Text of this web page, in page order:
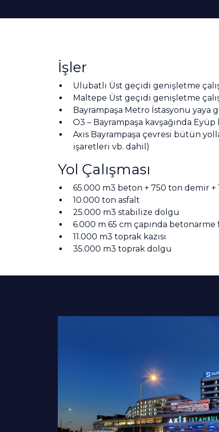
İşler
Ulubatlı Üst geçidi genişletme
Maltepe Üst geçidi genişletme
Bayrampaşa Metro İstasyonu yaya
O3 – Bayrampaşa kavşağında
Axis Bayrampaşa çevresi bütün
işaretleri vb. dahil)
Yol Çalışması
65.000 m3 beton + 750 ton demir +
10.000 ton asfalt
25.000 m3 stabilize dolgu
6.000 m 65 cm çapında betonarme
11.000 m3 toprak kazısı
35.000 m3 toprak dolgu